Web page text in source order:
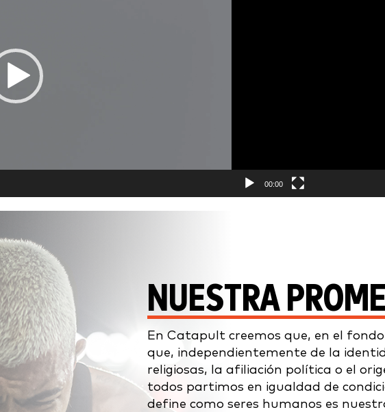
00:00
NUESTRA
En Catapult creemos que, en el
que, independientemente de la
religiosas, la afiliación política o el
todos partimos en igualdad de
define como seres humanos es